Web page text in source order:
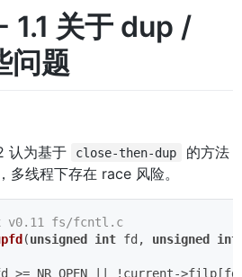
关于 dup /
问题
认为基于
close-then-dup
的方法
多线程下存在 race 风险。
v0.11 fs/fcntl.c
(unsigned int fd, unsigned int
>= NR_OPEN || !current-